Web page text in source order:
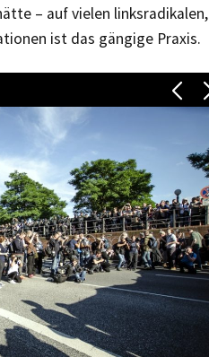
– auf vielen linksradikalen,
ist das gängige Praxis.